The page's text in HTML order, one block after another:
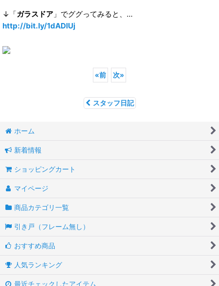
↓「ガラスドア 」でググってみると、…
http://bit.ly/1dADlUj
«前 次»
スタッフ日記
ホーム
新着情報
ショッピングカート
マイページ
商品カテゴリ一覧
引き戸（フレーム無し）
おすすめ商品
人気ランキング
最近チェックしたアイテム